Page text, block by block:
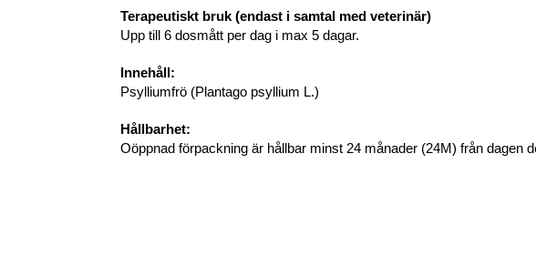
Terapeutiskt bruk (endast i samtal med veterinär)
Upp till 6 dosmått per dag i max 5 dagar.
Innehåll:
Psylliumfrö (Plantago psyllium L.)
Hållbarhet:
Oöppnad förpackning är hållbar minst 24 månader (24M) från dagen